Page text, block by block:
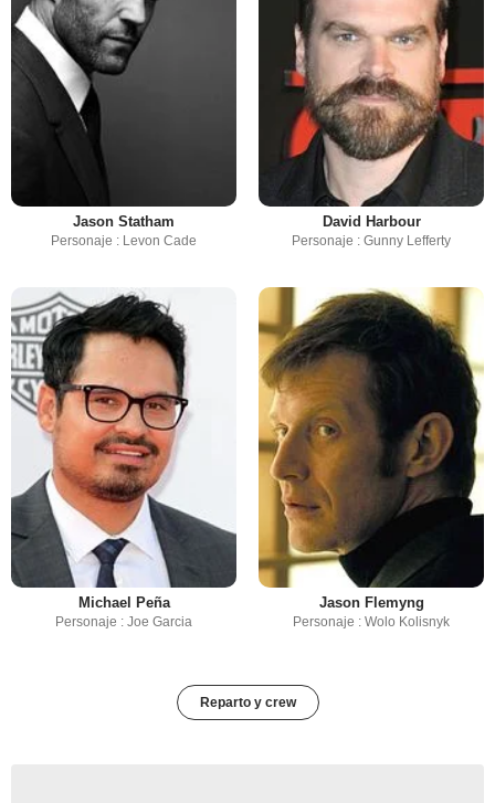
Jason Statham
Personaje : Levon Cade
David Harbour
Personaje : Gunny Lefferty
Michael Peña
Personaje : Joe Garcia
Jason Flemyng
Personaje : Wolo Kolisnyk
Reparto y crew